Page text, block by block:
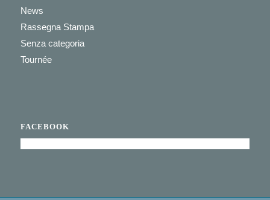
News
Rassegna Stampa
Senza categoria
Tournée
FACEBOOK